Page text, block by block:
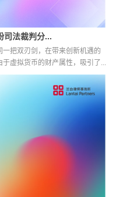
司法裁判分...
把双刃剑，在带来创新机遇的
虚拟货币的财产属性，吸引了...